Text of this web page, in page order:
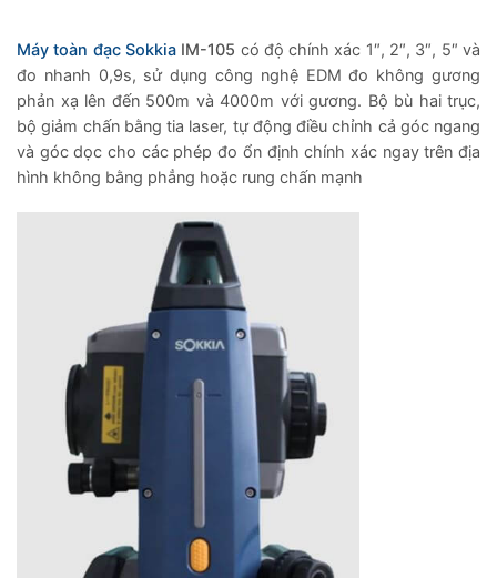
Máy toàn đạc SokkiaIM-105 có độ chính xác 1″, 2″, 3″, 5″ và
đo nhanh 0,9s, sử dụng công nghệ EDM đo không gương
phản xạ lên đến 500m và 4000m với gương. Bộ bù hai trục,
bộ giảm chấn bằng tia laser, tự động điều chỉnh cả góc ngang
và góc dọc cho các phép đo ổn định chính xác ngay trên địa
hình không bằng phẳng hoặc rung chấn mạnh